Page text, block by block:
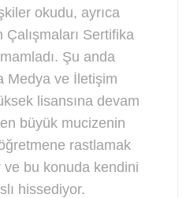
okudu, ayrıca
Sertifika
Şu anda
Medya ve İletişim
lisansına devam
büyük mucizenin
rastlamak
ve bu konuda kendini
hissediyor.